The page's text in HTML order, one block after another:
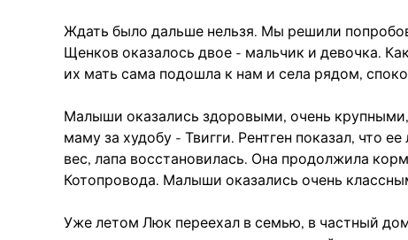
Ждать было дальше нельзя. Мы решили
Щенков оказалось двое - мальчик и девочка.
их мать сама подошла к нам и села рядом,
Малыши оказались здоровыми, очень
маму за худобу - Твигги. Рентген показал, что
вес, лапа восстановилась. Она продолжила
Котопровода. Малыши оказались очень
Уже летом Люк переехал в семью, в частный